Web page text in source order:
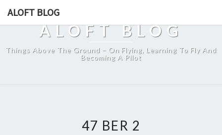
ALOFT BLOG
ALOFT BLOG
Things Above The Ground – On Flying, Learning To Fly And
Becoming A Pilot
47 BER 2